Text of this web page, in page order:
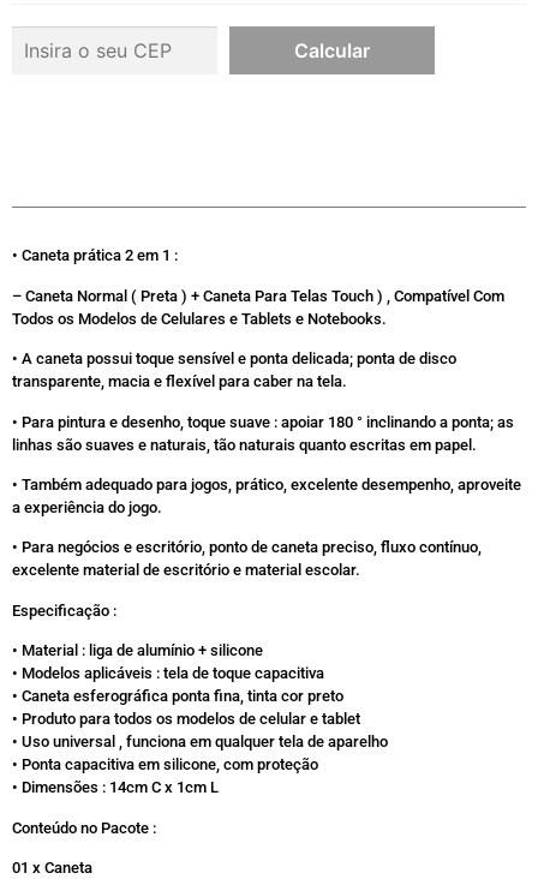
• Caneta prática 2 em 1 :
– Caneta Normal ( Preta ) + Caneta Para Telas Touch ) , Compatível Com
Todos os Modelos de Celulares e Tablets e Notebooks.
• A caneta possui toque sensível e ponta delicada; ponta de disco
transparente, macia e flexível para caber na tela.
• Para pintura e desenho, toque suave : apoiar 180 ° inclinando a ponta; as
linhas são suaves e naturais, tão naturais quanto escritas em papel.
• Também adequado para jogos, prático, excelente desempenho, aproveite
a experiência do jogo.
• Para negócios e escritório, ponto de caneta preciso, fluxo contínuo,
excelente material de escritório e material escolar.
Especificação :
• Material : liga de alumínio + silicone
• Modelos aplicáveis : tela de toque capacitiva
• Caneta esferográfica ponta fina, tinta cor preto
• Produto para todos os modelos de celular e tablet
• Uso universal , funciona em qualquer tela de aparelho
• Ponta capacitiva em silicone, com proteção
• Dimensões : 14cm C x 1cm L
Conteúdo no Pacote :
01 x Caneta